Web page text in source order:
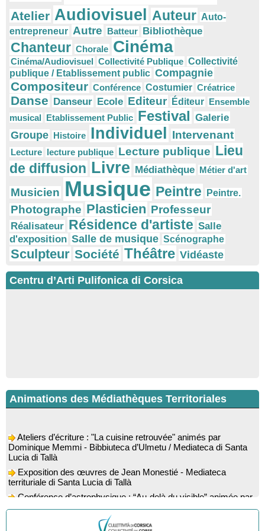
Atelier Audiovisuel Auteur Auto-
entrepreneur Autre Batteur Bibliothèque
Chanteur Chorale Cinéma
Cinéma/Audiovisuel Collectivité Publique Collectivité
publique / Etablissement public Compagnie
Compositeur Conférence Costumier Créatrice
Danse Danseur Ecole Editeur Éditeur Ensemble
musical Etablissement Public Festival Galerie
Groupe Histoire Individuel Intervenant
Lecture lecture publique Lecture publique Lieu
de diffusion Livre Médiathèque Métier d'art
Musicien Musique Peintre Peintre.
Photographe Plasticien Professeur
Réalisateur Résidence d'artiste Salle
d'exposition Salle de musique Scénographe
Sculpteur Société Théâtre Vidéaste
Centru d’Arti Pulifonica di Corsica
Animations des Médiathèques Territoriales
Dominique Memmi - Bibbiuteca d’Ulmetu / Mediateca di Santa
Lucia di Tallà
territuriale di Santa Lucia di Tallà
Bicchisgià
Exposition des œuvres de Dominique Malberti Morin :